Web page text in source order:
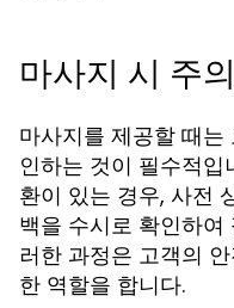
마사지 시 주
마사지를 제공할 때
인하는 것이 필수적입
환이 있는 경우, 사전
백을 수시로 확인하여
러한 과정은 고객의
한 역할을 합니다.